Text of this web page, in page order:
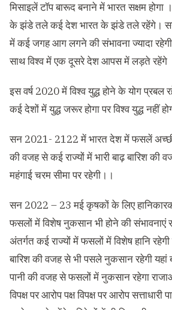
मिसाइलें टॉप बारूद बनाने में भारत सक्षम
के झंडे तले कई देश भारत के झंडे तले रहेंगे। सन
में कई जगह आग लगने की संभावना ज्यादा
साथ विश्व में एक दूसरे देश आपस में लड़ते रहेंगे
इस वर्ष 2020 में विश्व युद्ध होने के योग प्रबल
कई देशों में युद्ध जरूर होगा पर विश्व युद्ध नहीं
सन 2021- 2122 में भारत देश में फसलें अच्छी
की वजह से कई राज्यों में भारी बाढ़ बारिश की
महंगाई चरम सीमा पर रहेगी।।
सन 2022 – 23 मई कृषकों के लिए
फसलों में विशेष नुकसान भी होने की संभावनाएं
अंतर्गत कई राज्यों में फसलों में विशेष हानि रहेगी
बारिश की वजह से भी पसले नुकसान रहेगी यहां
पानी की वजह से फसलों में नुकसान रहेगा
विपक्ष पर आरोप पक्ष विपक्ष पर आरोप सत्ताधारी